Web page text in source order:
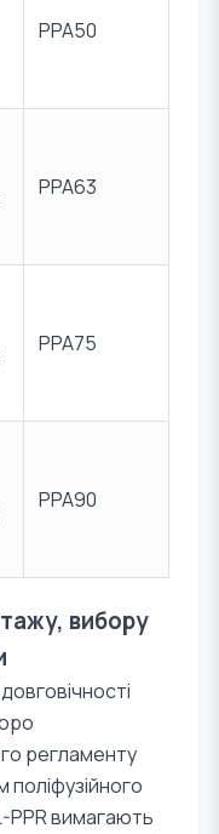
PPA50
PPA63
PPA75
PPA90
вибору
регламенту
PPR вимагають